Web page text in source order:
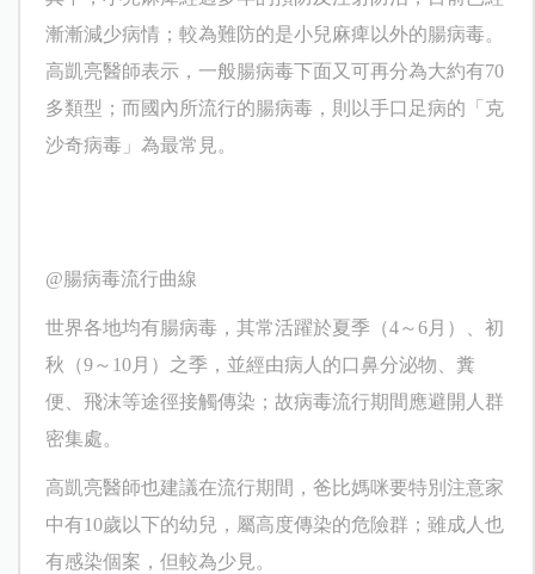
漸漸減少病情；較為難防的是小兒麻痺以外的腸病毒。
高凱亮醫師表示，一般腸病毒下面又可再分為大約有70
多類型；而國內所流行的腸病毒，則以手口足病的「克
沙奇病毒」為最常見。
@腸病毒流行曲線
世界各地均有腸病毒，其常活躍於夏季（4～6月）、初
秋（9～ 10月）之季，並經由病人的口鼻分泌物、糞
便、飛沫等途徑接觸傳染；故病毒流行期間應避開人群
密集處。
高凱亮醫師也建議在流行期間，爸比媽咪要特別注意家
中有10歲以下的幼兒，屬高度傳染的危險群；雖成人也
有感染個案，但較為少見。